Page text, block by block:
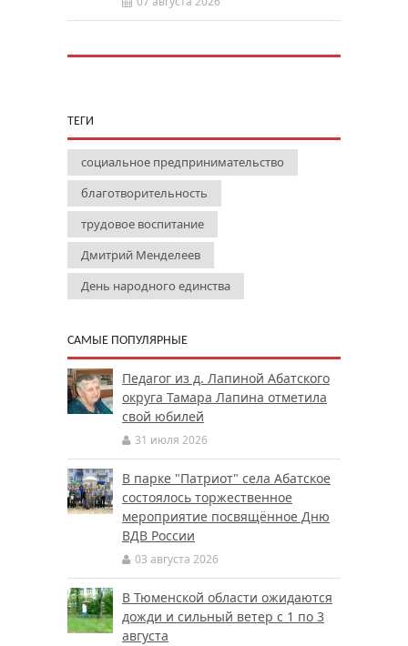
ТЕГИ
социальное предпринимательство
благотворительность
трудовое воспитание
Дмитрий Менделеев
День народного единства
САМЫЕ ПОПУЛЯРНЫЕ
Педагог из д. Лапиной Абатского
округа Тамара Лапина отметила
свой юбилей
31 июля 2026
В парке "Патриот" села Абатское
состоялось торжественное
мероприятие посвящённое Дню
ВДВ России
03 августа 2026
В Тюменской области ожидаются
дожди и сильный ветер с 1 по 3
августа